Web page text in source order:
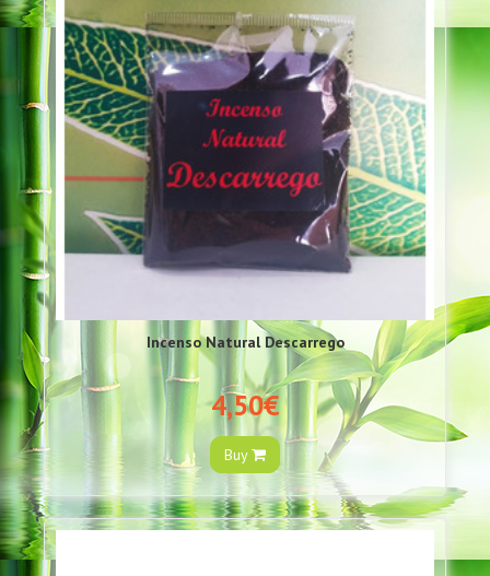
Incenso Natural Descarrego
4,50€
Buy